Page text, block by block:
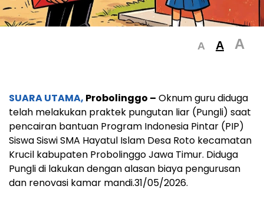
A A A
SUARA UTAMA, Probolinggo – Oknum guru diduga
telah melakukan praktek pungutan liar (Pungli) saat
pencairan bantuan Program Indonesia Pintar (PIP)
Siswa Siswi SMA Hayatul Islam Desa Roto kecamatan
Krucil kabupaten Probolinggo Jawa Timur. Diduga
Pungli di lakukan dengan alasan biaya pengurusan
dan renovasi kamar mandi.31/05/2026.